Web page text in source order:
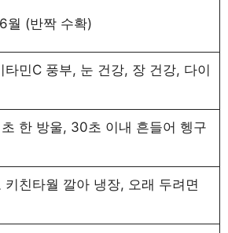
월 (반짝 수확)
타민C 풍부, 눈 건강, 장 건강, 다이
한 방울, 30초 이내 흔들어 헹구
키친타월 깔아 냉장, 오래 두려면